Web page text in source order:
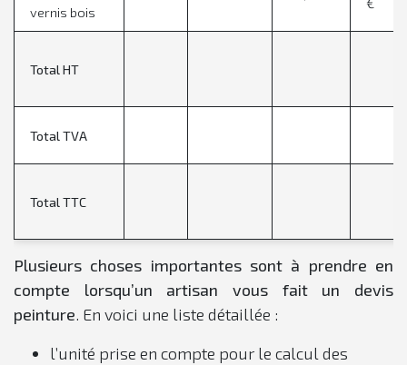
vernis bois
Total HT
Total TVA
Total TTC
Plusieurs choses importantes sont à prendre en
compte lorsqu’un artisan vous fait un devis
peinture. En voici une liste détaillée :
l’unité prise en compte pour le calcul des